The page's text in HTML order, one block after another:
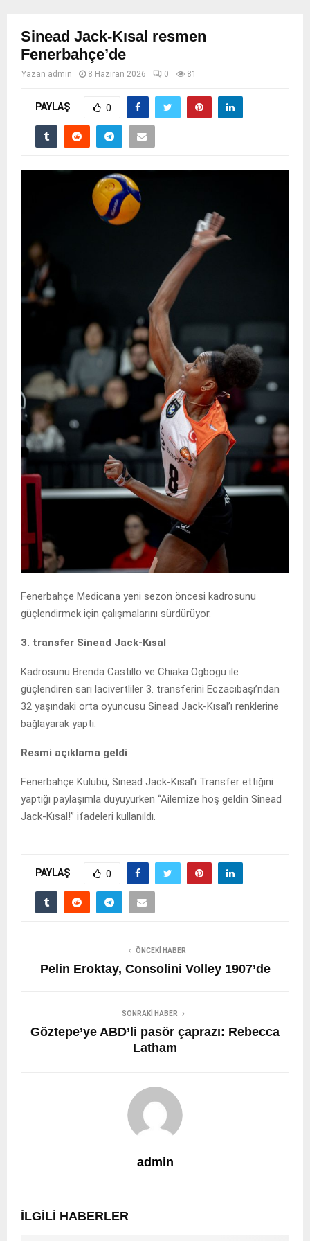
Sinead Jack-Kısal resmen
Fenerbahçe’de
Yazan admin 8 Haziran 2026 0 81
PAYLAŞ 0
Fenerbahçe Medicana yeni sezon öncesi kadrosunu
güçlendirmek için çalışmalarını sürdürüyor.
3. transfer Sinead Jack-Kısal
Kadrosunu Brenda Castillo ve Chiaka Ogbogu ile
güçlendiren sarı lacivertliler 3. transferini Eczacıbaşı’ndan
32 yaşındaki orta oyuncusu Sinead Jack-Kısal’ı renklerine
bağlayarak yaptı.
Resmi açıklama geldi
Fenerbahçe Kulübü, Sinead Jack-Kısal’ı Transfer ettiğini
yaptığı paylaşımla duyuyurken “Ailemize hoş geldin Sinead
Jack-Kısal!” ifadeleri kullanıldı.
PAYLAŞ 0
ÖNCEKI HABER
Pelin Eroktay, Consolini Volley 1907’de
SONRAKI HABER
Göztepe’ye ABD’li pasör çaprazı: Rebecca
Latham
admin
İLGILI HABERLER